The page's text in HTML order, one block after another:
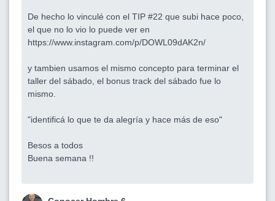
De hecho lo vinculé con el TIP #22 que subi hace poco,
el que no lo vio lo puede ver en
https://www.instagram.com/p/DOWL09dAK2n/
y tambien usamos el mismo concepto para terminar el
taller del sábado, el bonus track del sábado fue lo
mismo.
"identificá lo que te da alegría y hace más de eso"
Besos a todos
Buena semana !!